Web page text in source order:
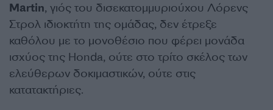
Martin, γιός του δισεκατομμυριούχου Λόρενς
Στρολ ιδιοκτήτη της ομάδας, δεν έτρεξε
καθόλου με το μονοθέσιο που φέρει μονάδα
ισχύος της Honda, ούτε στο τρίτο σκέλος των
ελεύθερων δοκιμαστικών, ούτε στις
κατατακτήριες.